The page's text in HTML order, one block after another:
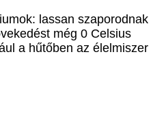
lassan szaporodnak
még 0 Celsius
a hűtőben az élelmiszer